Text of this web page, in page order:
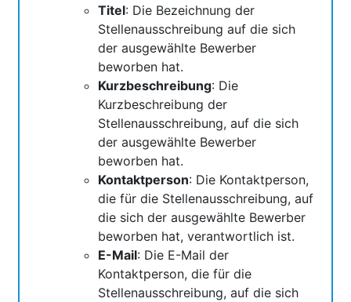
Titel: Die Bezeichnung der
Stellenausschreibung auf die sich
der ausgewählte Bewerber
beworben hat.
Kurzbeschreibung: Die
Kurzbeschreibung der
Stellenausschreibung, auf die sich
der ausgewählte Bewerber
beworben hat.
Kontaktperson: Die Kontaktperson,
die für die Stellenausschreibung, auf
die sich der ausgewählte Bewerber
beworben hat, verantwortlich ist.
E-Mail: Die E-Mail der
Kontaktperson, die für die
Stellenausschreibung, auf die sich